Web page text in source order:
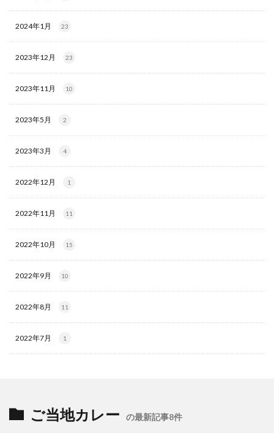
2024年1月 23
2023年12月 23
2023年11月 10
2023年5月 2
2023年3月 4
2022年12月 1
2022年11月 11
2022年10月 15
2022年9月 10
2022年8月 11
2022年7月 1
ご当地カレー の最新記事8件